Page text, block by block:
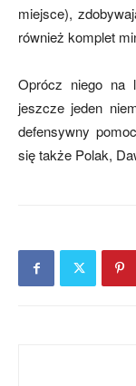
skład)
miejsce),
również komplet
Oprócz niego na
jeszcze jeden
defensywny
się także Polak,